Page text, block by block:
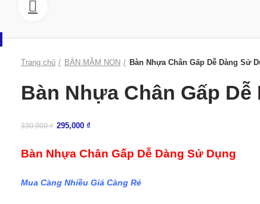
Trang chủ BÀN MẦM NON Bàn Nhựa Chân Gấp Dễ Dàng Sử
Bàn Nhựa Chân Gấp
330,000₫ 295,000 ₫
Bàn Nhựa Chân Gấp Dễ Dàng Sử Dụng
Mua Càng Nhiều Giá Càng Rẻ